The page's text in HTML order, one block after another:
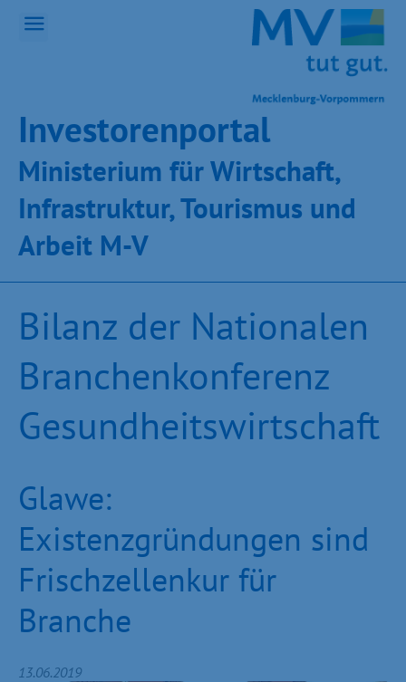
Inves­toren­por­tal
Ministeri­um für Wirt­schaft,
Infra­struk­tur, Tou­ris­mus und
Ar­beit M-V
Bilanz der Nationalen
Branchenkonferenz
Gesundheitswirtschaft
Glawe:
Existenzgründungen sind
Frischzellenkur für
Branche
13.06.2019